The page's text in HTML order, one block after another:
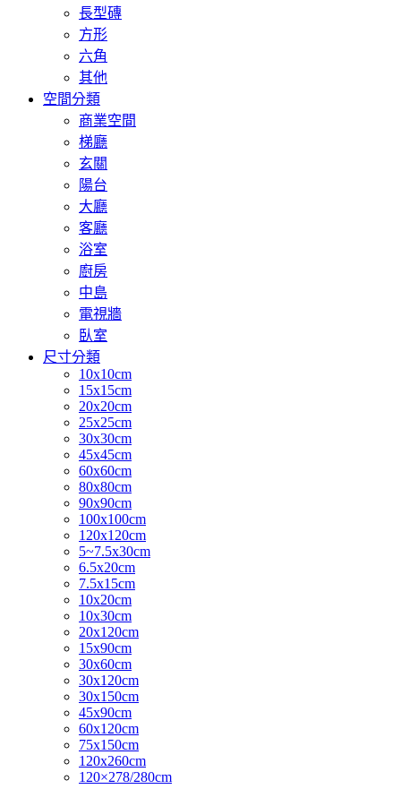
長型磚
方形
六角
其他
空間分類
商業空間
梯廳
玄關
陽台
大廳
客廳
浴室
廚房
中島
電視牆
臥室
尺寸分類
10x10cm
15x15cm
20x20cm
25x25cm
30x30cm
45x45cm
60x60cm
80x80cm
90x90cm
100x100cm
120x120cm
5~7.5x30cm
6.5x20cm
7.5x15cm
10x20cm
10x30cm
20x120cm
15x90cm
30x60cm
30x120cm
30x150cm
45x90cm
60x120cm
75x150cm
120x260cm
120×278/280cm